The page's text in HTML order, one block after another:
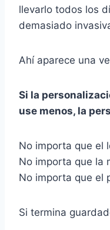
llevarlo todos los
demasiado
Ahí aparece una
Si la
use menos, la
No importa que el
No importa que la
No importa que el
Si termina